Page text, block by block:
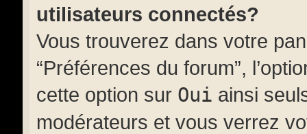
utilisateurs connectés?
Vous trouverez dans votre
“Préférences du forum”,
cette option sur Oui ainsi
modérateurs et vous verrez